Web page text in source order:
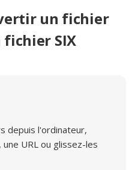
un fichier
fichier SIX
depuis l'ordinateur,
URL ou glissez-les